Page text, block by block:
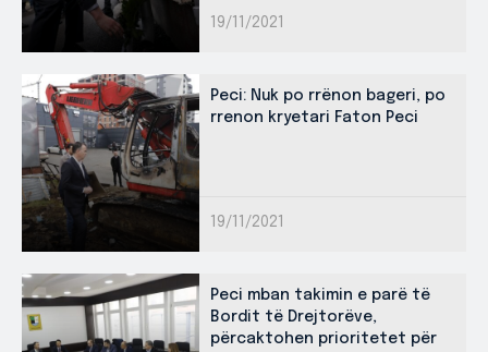
19/11/2021
Peci: Nuk po rrënon bageri, po
rrenon kryetari Faton Peci
19/11/2021
Peci mban takimin e parë të
Bordit të Drejtorëve,
përcaktohen prioritetet për